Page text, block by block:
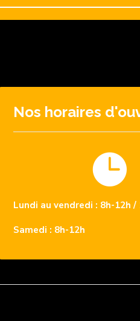
Nos horaires

Lundi au vendredi : 8h-12h /
Samedi : 8h-12h